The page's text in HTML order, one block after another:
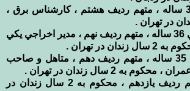
5- مهرداد سوري 36 ساله ، متهم رديف هشتم ، كارشناس برق ،
6- محمدرضا صادقي 36 ساله ، متهم رديف نهم ، مدير اخراجي يكي
در تهران .
7- حسن هريسچيان 35 ساله ، متهم رديف دهم ، متاهل و صاحب
به 2 سال زندان در تهران .
8- علي اربابي، متهم رديف يازدهم ، محکوم به 2 سال زندان در